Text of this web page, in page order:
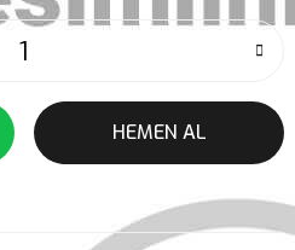
HEMEN AL